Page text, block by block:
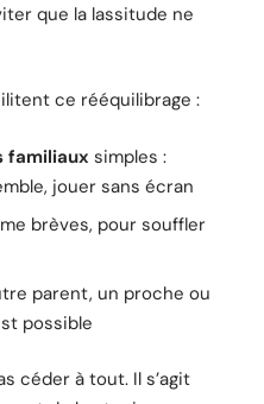
que la lassitude ne
ce rééquilibrage :
familiaux simples :
jouer sans écran
brèves, pour souffler
parent, un proche ou
possible
céder à tout. Il s’agit